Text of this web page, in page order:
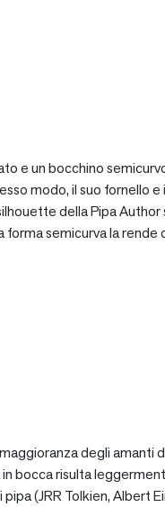
e un bocchino
modo, il suo fornello e
della Pipa Author
semicurva la
degli amanti
risulta
(JRR Tolkien, Albert